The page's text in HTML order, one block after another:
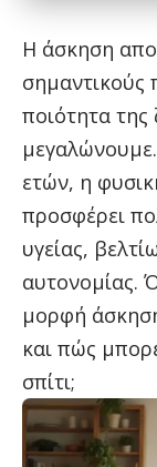
Η άσκηση
σημαντικούς
ποιότητα της
ετών, η
προσφέρει
υγείας,
αυτονομίας.
μορφή
και πώς
σπίτι;